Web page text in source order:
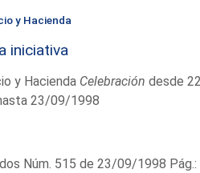
y Hacienda
iniciativa
y Hacienda Celebración desde
23/09/1998
Núm. 515 de 23/09/1998